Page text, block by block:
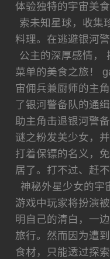
体验独特的宇宙美
索未知星球，收集
料理。在逃避银河
公主的深厚感情，
菜单的美食之旅！
宙佣兵兼厨师的主
了银河警备队的通
助主角击退银河警
谜之粉发美少女，
打着保镖的名义，
居了。打不过、赶
神秘外星少女的宇
游戏中玩家将扮演
明自己的清白，一
旅行。然而因为遭
食材，只能透过探